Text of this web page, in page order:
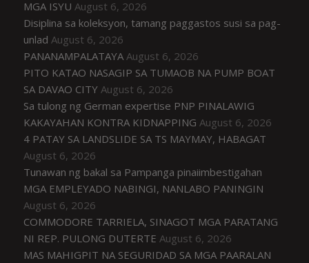
MGA ISYU August 6, 2026
Disiplina sa koleksyon, tamang paggastos susi sa pag-
unlad August 6, 2026
PANANAMPALATAYA August 6, 2026
PITO KATAO NASAGIP SA TUMAOB NA PUMP BOAT
SA DAVAO CITY August 6, 2026
Sa tulong ng German expertise PNP PINALAWIG
KAKAYAHAN KONTRA KIDNAPPING August 6, 2026
4 PATAY SA LANDSLIDE SA TS MAYMAY, HABAGAT
August 6, 2026
Tunawan ng bakal sa Pampanga pinaiimbestigahan
MGA EMPLEYADO NABINGI, NANLABO PANINGIN
August 6, 2026
COMMODORE TARRIELA, SINAGOT MGA PARATANG
NI REP. PULONG DUTERTE August 6, 2026
MAS MAHIGPIT NA SEGURIDAD SA MGA PAARALAN